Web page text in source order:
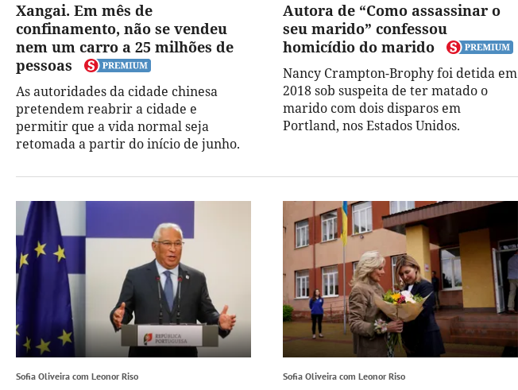
Xangai. Em mês de
confinamento, não se vendeu
nem um carro a 25 milhões de
pessoas
As autoridades da cidade chinesa
pretendem reabrir a cidade e
permitir que a vida normal seja
retomada a partir do início de junho.
Autora de “Como assassinar o
seu marido” confessou
homicídio do marido
Nancy Crampton-Brophy foi detida em
2018 sob suspeita de ter matado o
marido com dois disparos em
Portland, nos Estados Unidos.
Sofia Oliveira com Leonor Riso Sofia Oliveira com Leonor Riso